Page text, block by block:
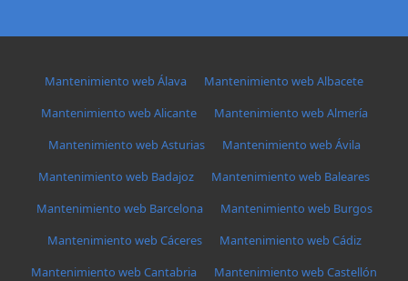
Mantenimiento web Álava
Mantenimiento web Albacete
Mantenimiento web Alicante
Mantenimiento web Almería
Mantenimiento web Asturias
Mantenimiento web Ávila
Mantenimiento web Badajoz
Mantenimiento web Baleares
Mantenimiento web Barcelona
Mantenimiento web Burgos
Mantenimiento web Cáceres
Mantenimiento web Cádiz
Mantenimiento web Cantabria
Mantenimiento web Castellón